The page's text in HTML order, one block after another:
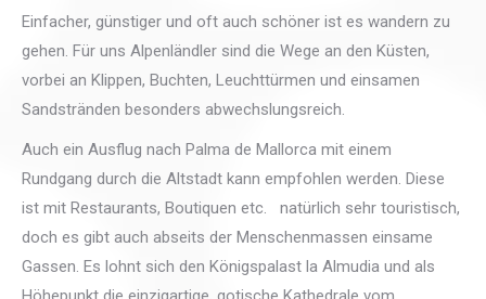
Einfacher, günstiger und oft auch schöner ist es wandern zu
gehen. Für uns Alpenländler sind die Wege an den Küsten,
vorbei an Klippen, Buchten, Leuchttürmen und einsamen
Sandstränden besonders abwechslungsreich.
Auch ein Ausflug nach Palma de Mallorca mit einem
Rundgang durch die Altstadt kann empfohlen werden. Diese
ist mit Restaurants, Boutiquen etc. natürlich sehr touristisch,
doch es gibt auch abseits der Menschenmassen einsame
Gassen. Es lohnt sich den Königspalast la Almudia und als